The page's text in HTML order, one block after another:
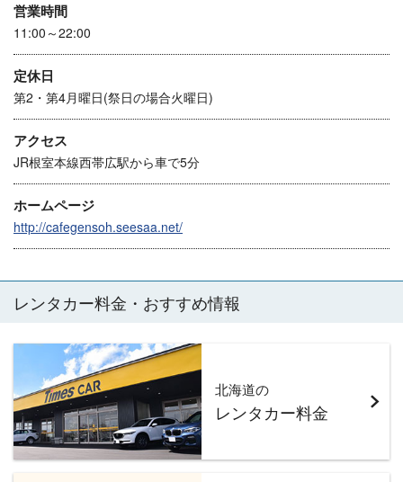
営業時間
11:00～22:00
定休日
第2・第4月曜日(祭日の場合火曜日)
アクセス
JR根室本線西帯広駅から車で5分
ホームページ
http://cafegensoh.seesaa.net/
レンタカー料金・おすすめ情報
北海道の
レンタカー料金